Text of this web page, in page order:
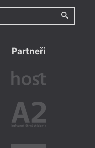
Partneři